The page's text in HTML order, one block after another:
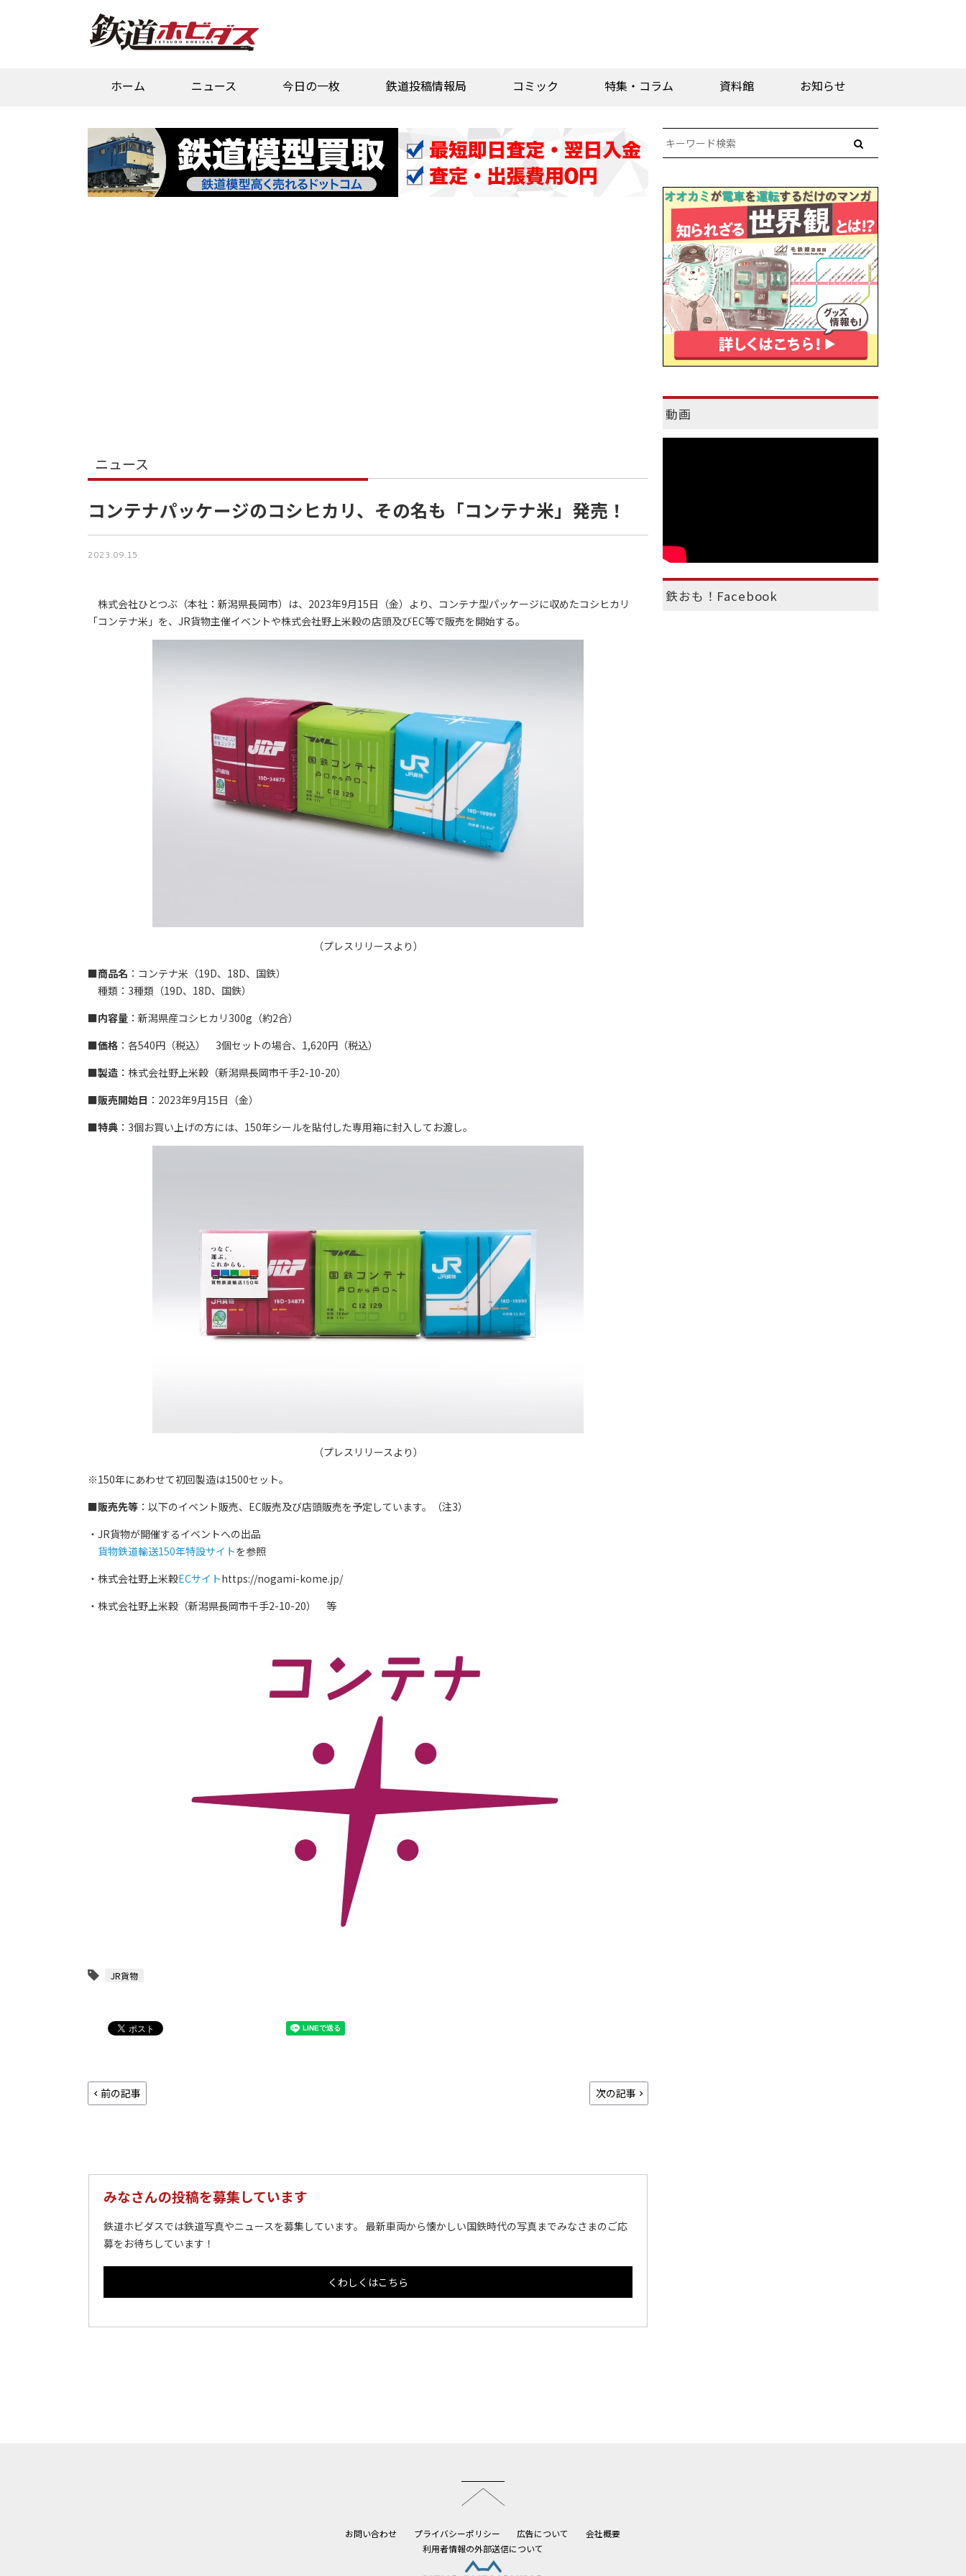
ホーム ニュース 今日の一枚 鉄道投稿情報局 コミック 特集・コラム 資料館 お知らせ
ニュース
コンテナパッケージのコシヒカリ、その名も「コンテナ米」発売！
2023.09.15
株式会社ひとつぶ（本社：新潟県長岡市）は、2023年9月15日（金）より、コンテナ型パッケージに収めたコシヒカリ
「コンテナ米」を、JR貨物主催イベントや株式会社野上米穀の店頭及びEC等で販売を開始する。
（プレスリリースより）
■商品名 ：コンテナ米（19D、18D、国鉄）
種類：3種類（19D、18D、国鉄）
■内容量 ：新潟県産コシヒカリ300g（約2合）
■価格 ：各540円（税込） 3個セットの場合、1,620円（税込）
■製造 ：株式会社野上米穀（新潟県長岡市千手2-10-20）
■販売開始日 ：2023年9月15日（金）
■特典 ：3個お買い上げの方には、150年シールを貼付した専用箱に封入してお渡し。
（プレスリリースより）
※150年にあわせて初回製造は1500セット。
■販売先等 ：以下のイベント販売、EC販売及び店頭販売を予定しています。（注3）
・JR貨物が開催するイベントへの出品
貨物鉄道輸送150年特設サイトを参照
・株式会社野上米穀ECサイトhttps://nogami-kome.jp/
・株式会社野上米穀（新潟県長岡市千手2-10-20） 等
JR貨物
前の記事 次の記事
みなさんの投稿を募集しています
鉄道ホビダスでは鉄道写真やニュースを募集しています。 最新車両から懐かしい国鉄時代の写真までみなさまのご応
募をお待ちしています！
くわしくはこちら
動画
鉄おも！Facebook
お問い合わせ プライバシーポリシー 広告について
会社概要
利用者情報の外部送信について